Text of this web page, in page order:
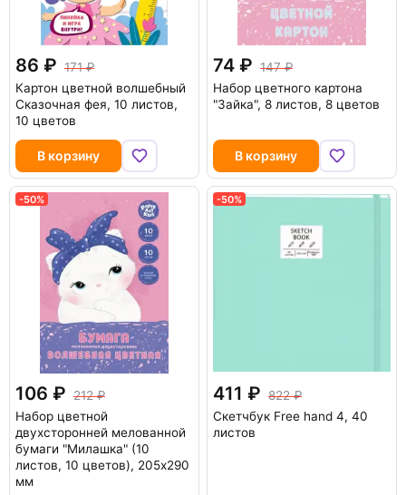
86
171
Картон цветной волшебный
Сказочная фея, 10 листов,
10 цветов
В корзину
74
147
Набор цветного картона
"Зайка", 8 листов, 8 цветов
В корзину
-50%
106
212
Набор цветной
двухсторонней мелованной
бумаги "Милашка" (10
листов, 10 цветов), 205х290
мм
-50%
411
822
Скетчбук Free hand 4, 40
листов